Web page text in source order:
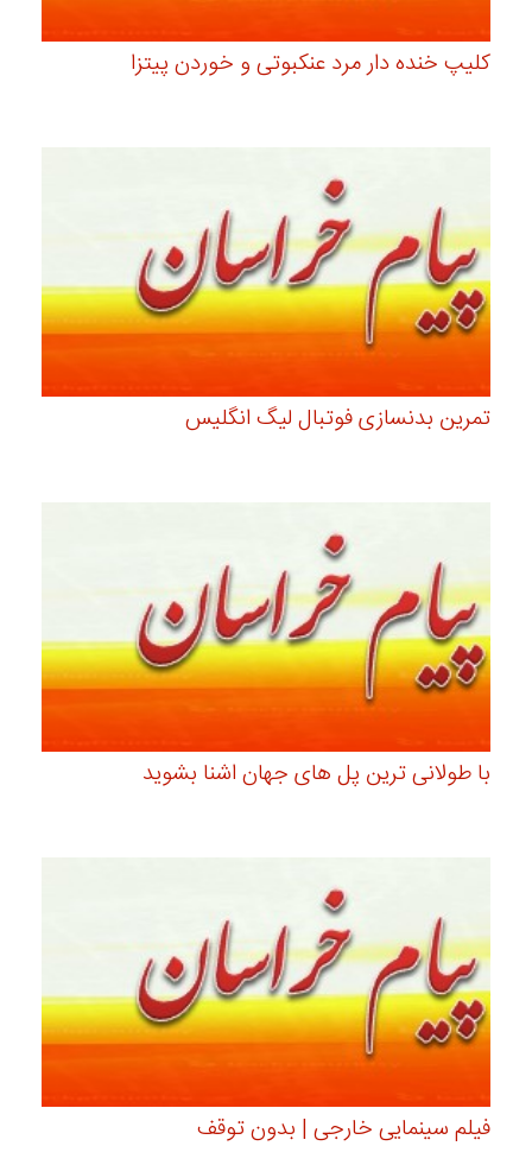
کلیپ خنده دار مرد عنکبوتی و خوردن پیتزا
تمرین بدنسازی فوتبال لیگ انگلیس
با طولانی ترین پل های جهان اشنا بشوید
فیلم سینمایی خارجی | بدون توقف